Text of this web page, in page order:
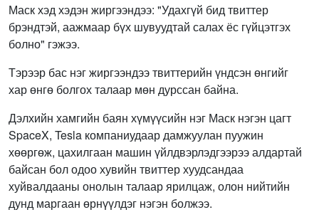
Маск хэд хэдэн жиргээндээ: "Удахгүй бид твиттер
брэндтэй, аажмаар бүх шувуудтай салах ёс гүйцэтгэх
болно" гэжээ.
Тэрээр бас нэг жиргээндээ твиттерийн үндсэн өнгийг
хар өнгө болгох талаар мөн дурссан байна.
Дэлхийн хамгийн баян хүмүүсийн нэг Маск нэгэн цагт
SpaceX, Tesla компаниудаар дамжуулан пуужин
хөөргөж, цахилгаан машин үйлдвэрлэдгээрээ алдартай
байсан бол одоо хувийн твиттер хуудсандаа
хуйвалдааны онолын талаар ярилцаж, олон нийтийн
дунд маргаан өрнүүлдэг нэгэн болжээ.